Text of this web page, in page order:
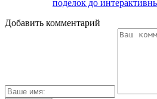
поделок до
Добавить комментарий